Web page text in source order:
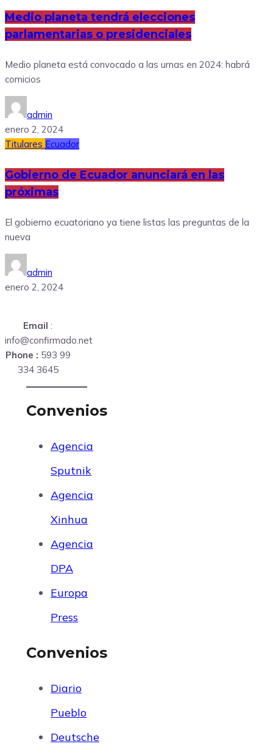
Medio planeta tendrá elecciones
parlamentarias o presidenciales
Medio planeta está convocado a las urnas en 2024: habrá
comicios
admin
enero 2, 2024
Titulares Ecuador
Gobierno de Ecuador anunciará en las
próximas
El gobierno ecuatoriano ya tiene listas las preguntas de la
nueva
admin
enero 2, 2024
Email :
info@confirmado.net
Phone : 593 99
334 3645
Convenios
Agencia
Sputnik
Agencia
Xinhua
Agencia
DPA
Europa
Press
Convenios
Diario
Pueblo
Deutsche